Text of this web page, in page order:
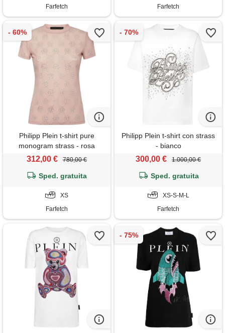
Farfetch Farfetch
Philipp Plein t-shirt pure
monogram strass - rosa
312,00 € 780,00 €
Sped. gratuita
XS
Farfetch
Philipp Plein t-shirt con strass
- bianco
300,00 € 1.000,00 €
Sped. gratuita
XS-S-M-L
Farfetch